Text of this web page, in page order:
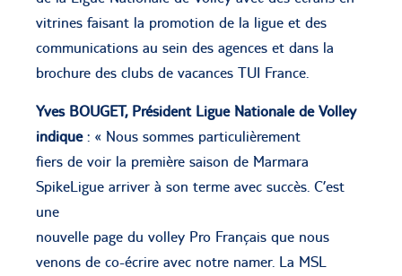
vitrines faisant la promotion de la ligue et des
communications au sein des agences et dans la
brochure des clubs de vacances TUI France.
Yves BOUGET, Président Ligue Nationale de Volley
indique: « Nous sommes particulièrement
fiers de voir la première saison de Marmara
SpikeLigue arriver à son terme avec succès. C’est
une
nouvelle page du volley Pro Français que nous
venons de co-écrire avec notre namer. La MSL